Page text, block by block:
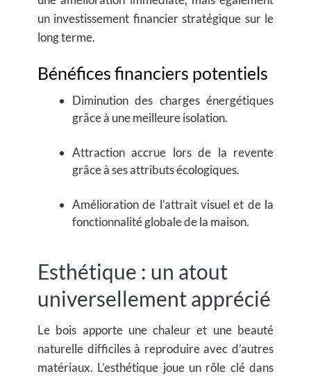
un investissement financier stratégique sur le
long terme.
Bénéfices financiers potentiels
Diminution des charges énergétiques
grâce à une meilleure isolation.
Attraction accrue lors de la revente
grâce à ses attributs écologiques.
Amélioration de l’attrait visuel et de la
fonctionnalité globale de la maison.
Esthétique : un atout
universellement apprécié
Le bois apporte une chaleur et une beauté
naturelle difficiles à reproduire avec d’autres
matériaux. L’esthétique joue un rôle clé dans